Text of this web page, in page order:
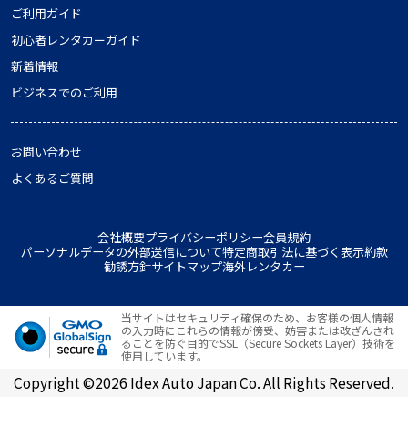
ご利用ガイド
初心者レンタカーガイド
新着情報
ビジネスでのご利用
お問い合わせ
よくあるご質問
会社概要プライバシーポリシー会員規約
パーソナルデータの外部送信について特定商取引法に基づく表示約款
勧誘方針サイトマップ海外レンタカー
当サイトはセキュリティ確保のため、お客様の個人情報
の入力時にこれらの情報が傍受、妨害または改ざんされ
ることを防ぐ目的でSSL（Secure Sockets Layer）技術を
使用しています。
Copyright ©2026 Idex Auto Japan Co. All Rights Reserved.